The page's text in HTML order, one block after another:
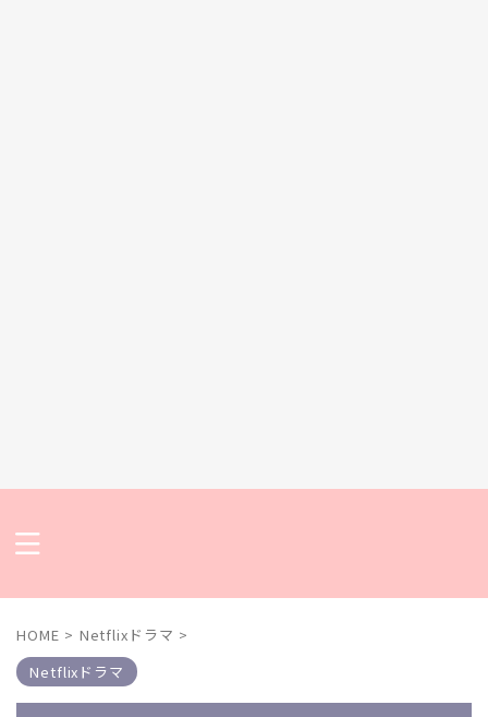
HOME > Netflixドラマ >
Netflixドラマ